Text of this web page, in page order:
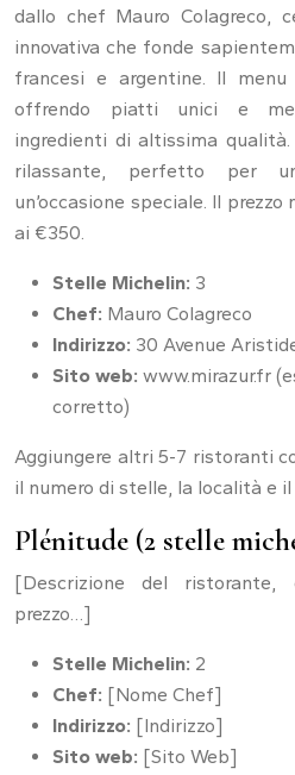
dallo chef Mauro Colagreco,
innovativa che fonde
francesi e argentine. Il
offrendo piatti unici e
ingredienti di altissima
rilassante, perfetto per
un’occasione speciale. Il
ai €350.
Stelle Michelin: 3
Chef: Mauro Colagreco
Indirizzo: 30 Avenue
Sito web: www.mirazur.fr
corretto)
Aggiungere altri 5-7 ristoranti
il numero di stelle, la località e
Plénitude (2 stelle
[Descrizione del ristorante,
prezzo…]
Stelle Michelin: 2
Chef: [Nome Chef]
Indirizzo: [Indirizzo]
Sito web: [Sito Web]